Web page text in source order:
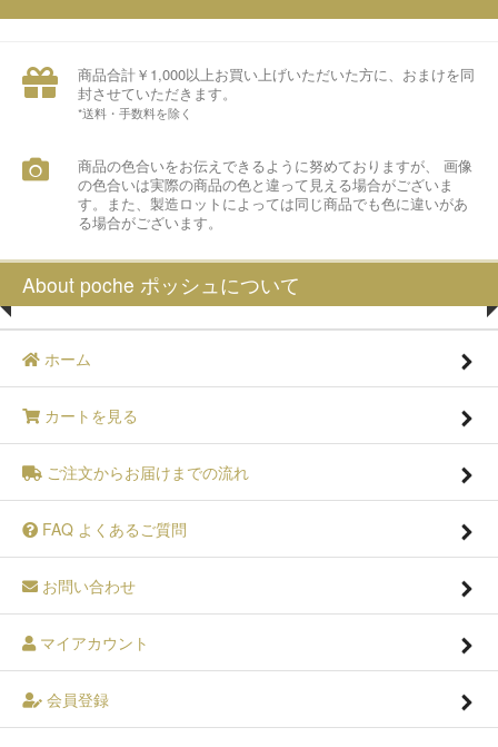
商品合計￥1,000以上お買い上げいただいた方に、おまけを同
封させていただきます。
*送料・手数料を除く
商品の色合いをお伝えできるように努めておりますが、 画像
の色合いは実際の商品の色と違って見える場合がございま
す。また、製造ロットによっては同じ商品でも色に違いがあ
る場合がございます。
About poche ポッシュについて
ホーム
カートを見る
ご注文からお届けまでの流れ
FAQ よくあるご質問
お問い合わせ
マイアカウント
会員登録